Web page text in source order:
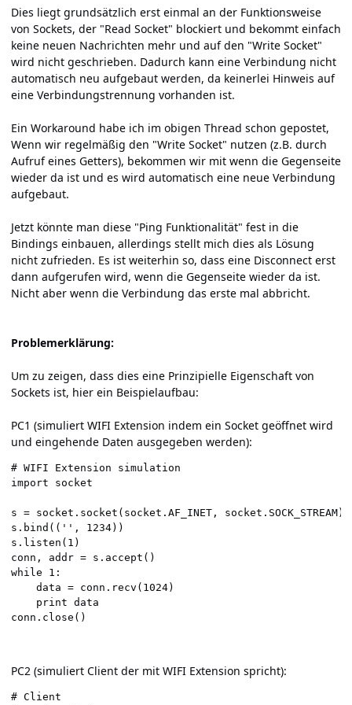
Dies liegt grundsätzlich erst einmal an der Funktionsweise
von Sockets, der "Read Socket" blockiert und bekommt einfach
keine neuen Nachrichten mehr und auf den "Write Socket"
wird nicht geschrieben. Dadurch kann eine Verbindung nicht
automatisch neu aufgebaut werden, da keinerlei Hinweis auf
eine Verbindungstrennung vorhanden ist.
Ein Workaround habe ich im obigen Thread schon gepostet,
Wenn wir regelmäßig den "Write Socket" nutzen (z.B. durch
Aufruf eines Getters), bekommen wir mit wenn die Gegenseite
wieder da ist und es wird automatisch eine neue Verbindung
aufgebaut.
Jetzt könnte man diese "Ping Funktionalität" fest in die
Bindings einbauen, allerdings stellt mich dies als Lösung
nicht zufrieden. Es ist weiterhin so, dass eine Disconnect erst
dann aufgerufen wird, wenn die Gegenseite wieder da ist.
Nicht aber wenn die Verbindung das erste mal abbricht.
Problemerklärung:
Um zu zeigen, dass dies eine Prinzipielle Eigenschaft von
Sockets ist, hier ein Beispielaufbau:
PC1 (simuliert WIFI Extension indem ein Socket geöffnet wird
und eingehende Daten ausgegeben werden):
# WIFI Extension simulation
import socket
s = socket.socket(socket.AF_INET, socket.SOCK_STREAM)
s.bind(('', 1234))
s.listen(1)
conn, addr = s.accept()
while 1:
data = conn.recv(1024)
print data
PC2 (simuliert Client der mit WIFI Extension spricht):
# Client